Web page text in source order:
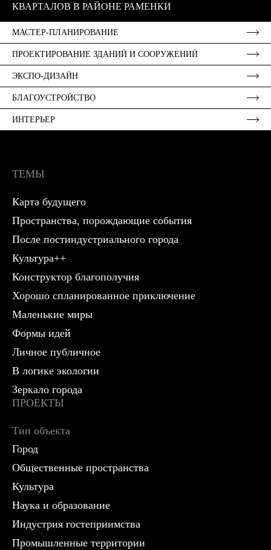
КВАРТАЛОВ В РАЙОНЕ РАМЕНКИ
МАСТЕР-ПЛАНИРОВАНИЕ
ПРОЕКТИРОВАНИЕ ЗДАНИЙ И СООРУЖЕНИЙ
ЭКСПО-ДИЗАЙН
БЛАГОУСТРОЙСТВО
ИНТЕРЬЕР
ТЕМЫ
Карта будущего
Пространства, порождающие события
После постиндустриального города
Культура++
Конструктор благополучия
Хорошо спланированное приключение
Маленькие миры
Формы идей
Личное публичное
В логике экологии
Зеркало города
ПРОЕКТЫ
Тип объекта
Город
Общественные пространства
Культура
Наука и образование
Индустрия гостеприимства
Промышленные территории